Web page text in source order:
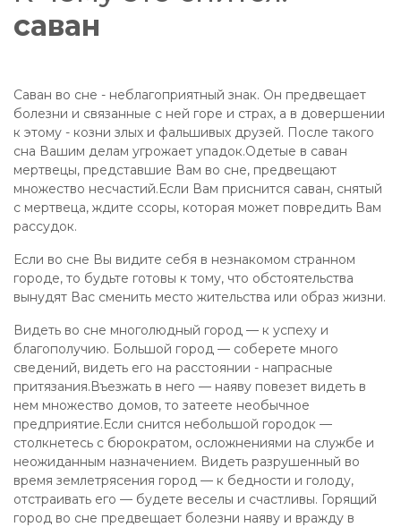
саван
Саван во сне - неблагоприятный знак. Он предвещает
болезни и связанные с ней горе и страх, а в довершении
к этому - козни злых и фальшивых друзей. После такого
сна Вашим делам угрожает упадок.Одетые в саван
мертвецы, представшие Вам во сне, предвещают
множество несчастий.Если Вам приснится саван, снятый
с мертвеца, ждите ссоры, которая может повредить Вам
рассудок.
Если во сне Вы видите себя в незнакомом странном
городе, то будьте готовы к тому, что обстоятельства
вынудят Вас сменить место жительства или образ жизни.
Видеть во сне многолюдный город — к успеху и
благополучию. Большой город — соберете много
сведений, видеть его на расстоянии - напрасные
притязания.Въезжать в него — наяву повезет видеть в
нем множество домов, то затеете необычное
предприятие.Если снится небольшой городок —
столкнетесь с бюрократом, осложнениями на службе и
неожиданным назначением. Видеть разрушенный во
время землетрясения город — к бедности и голоду,
отстраивать его — будете веселы и счастливы. Горящий
город во сне предвещает болезни наяву и вражду в